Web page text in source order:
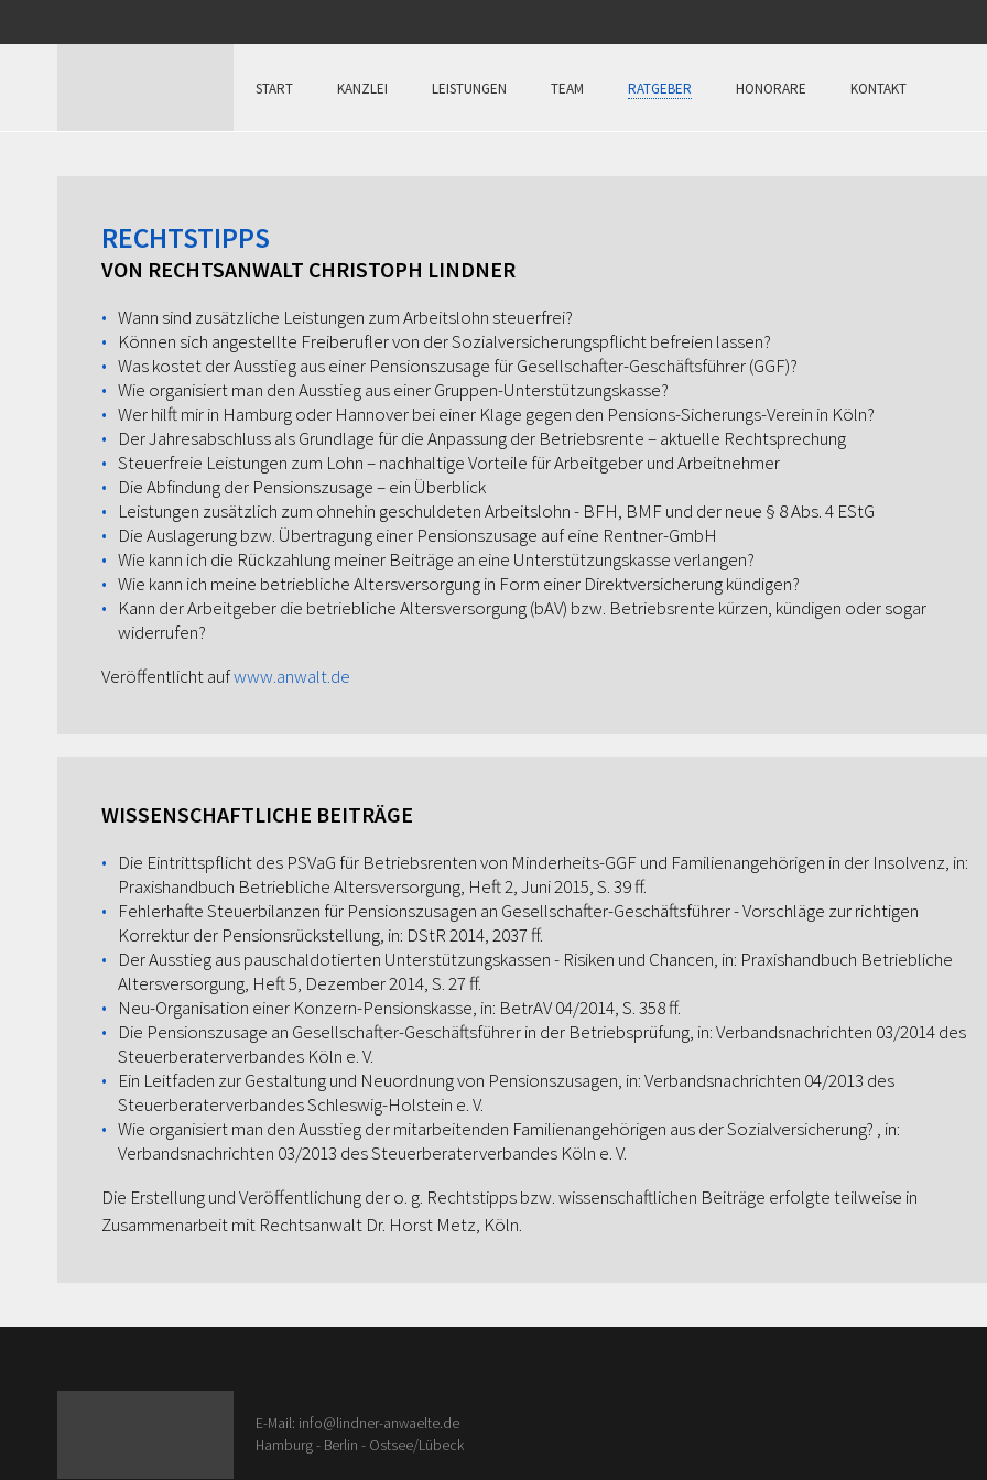
START KANZLEI LEISTUNGEN TEAM RATGEBER HONORARE KONTAKT
RECHTSTIPPS
VON RECHTSANWALT CHRISTOPH LINDNER
Wann sind zusätzliche Leistungen zum Arbeitslohn steuerfrei?
Können sich angestellte Freiberufler von der Sozialversicherungspflicht befreien lassen?
Was kostet der Ausstieg aus einer Pensionszusage für Gesellschafter-Geschäftsführer (GGF)?
Wie organisiert man den Ausstieg aus einer Gruppen-Unterstützungskasse?
Wer hilft mir in Hamburg oder Hannover bei einer Klage gegen den Pensions-Sicherungs-Verein in Köln?
Der Jahresabschluss als Grundlage für die Anpassung der Betriebsrente – aktuelle Rechtsprechung
Steuerfreie Leistungen zum Lohn – nachhaltige Vorteile für Arbeitgeber und Arbeitnehmer
Die Abfindung der Pensionszusage – ein Überblick
Leistungen zusätzlich zum ohnehin geschuldeten Arbeitslohn - BFH, BMF und der neue § 8 Abs. 4 EStG
Die Auslagerung bzw. Übertragung einer Pensionszusage auf eine Rentner-GmbH
Wie kann ich die Rückzahlung meiner Beiträge an eine Unterstützungskasse verlangen?
Wie kann ich meine betriebliche Altersversorgung in Form einer Direktversicherung kündigen?
Kann der Arbeitgeber die betriebliche Altersversorgung (bAV) bzw. Betriebsrente kürzen, kündigen oder sogar
widerrufen?
Veröffentlicht aufwww.anwalt.de
WISSENSCHAFTLICHE BEITRÄGE
Die Eintrittspflicht des PSVaG für Betriebsrenten von Minderheits-GGF und Familienangehörigen in der Insolvenz, in:
Praxishandbuch Betriebliche Altersversorgung, Heft 2, Juni 2015, S. 39 ff.
Fehlerhafte Steuerbilanzen für Pensionszusagen an Gesellschafter-Geschäftsführer - Vorschläge zur richtigen
Korrektur der Pensionsrückstellung, in: DStR 2014, 2037 ff.
Der Ausstieg aus pauschaldotierten Unterstützungskassen - Risiken und Chancen, in: Praxishandbuch Betriebliche
Altersversorgung, Heft 5, Dezember 2014, S. 27 ff.
Neu-Organisation einer Konzern-Pensionskasse, in: BetrAV 04/2014, S. 358 ff.
Die Pensionszusage an Gesellschafter-Geschäftsführer in der Betriebsprüfung, in: Verbandsnachrichten 03/2014 des
Steuerberaterverbandes Köln e. V.
Ein Leitfaden zur Gestaltung und Neuordnung von Pensionszusagen, in: Verbandsnachrichten 04/2013 des
Steuerberaterverbandes Schleswig-Holstein e. V.
Wie organisiert man den Ausstieg der mitarbeitenden Familienangehörigen aus der Sozialversicherung? , in:
Verbandsnachrichten 03/2013 des Steuerberaterverbandes Köln e. V.
Die Erstellung und Veröffentlichung der o. g. Rechtstipps bzw. wissenschaftlichen Beiträge erfolgte teilweise in
Zusammenarbeit mit Rechtsanwalt Dr. Horst Metz, Köln.
E-Mail: info@lindner-anwaelte.de
Hamburg - Berlin - Ostsee/Lübeck